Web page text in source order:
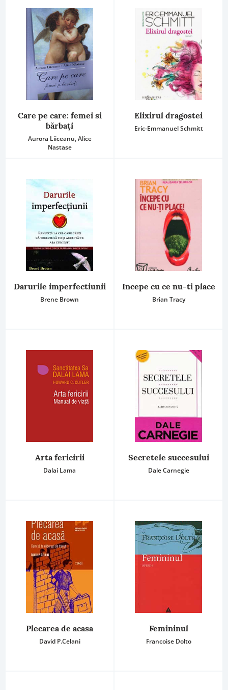
Care pe care: femei si
bărbați
Aurora Liiceanu, Alice
Nastase
Elixirul dragostei
Eric-Emmanuel Schmitt
Darurile imperfectiunii
Brene Brown
Incepe cu ce nu-ti place
Brian Tracy
Arta fericirii
Dalai Lama
Secretele succesului
Dale Carnegie
Plecarea de acasa
David P.Celani
Femininul
Francoise Dolto